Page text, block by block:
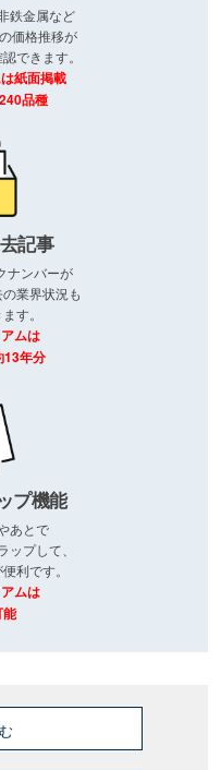
鉄金属など
価格推移が
できます。
紙面掲載
品種
記事
ナンバーが
業界状況も
す。
ムは
13年分
プ機能
あとで
プして、
利です。
ムは
能